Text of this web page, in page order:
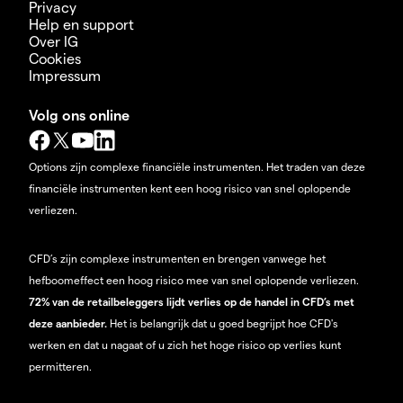
Privacy
Help en support
Over IG
Cookies
Impressum
Volg ons online
Options zijn complexe financiële instrumenten. Het traden van deze
financiële instrumenten kent een hoog risico van snel oplopende
verliezen.
CFD’s zijn complexe instrumenten en brengen vanwege het
hefboomeffect een hoog risico mee van snel oplopende verliezen.
72% van de retailbeleggers lijdt verlies op de handel in CFD’s met
deze aanbieder. Het is belangrijk dat u goed begrijpt hoe CFD's
werken en dat u nagaat of u zich het hoge risico op verlies kunt
permitteren.